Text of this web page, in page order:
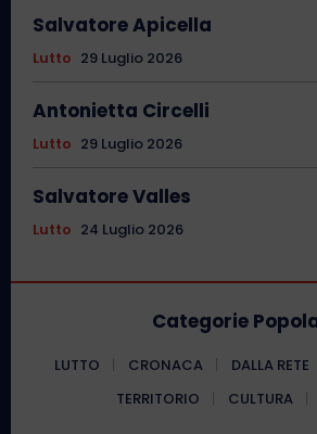
Salvatore Apicella
Lutto 29 Luglio 2026
Antonietta Circelli
Lutto 29 Luglio 2026
Salvatore Valles
Lutto 24 Luglio 2026
Categorie
LUTTO CRONACA DALLA RETE
TERRITORIO
CULTURA